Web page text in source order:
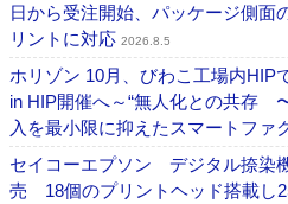
日から受注開始、パッケージ側面
リントに対応 2026.8.5
ホリゾン 10月、びわこ工場内HIP
in HIP開催へ～“無人化との共存
入を最小限に抑えたスマートファ
セイコーエプソン デジタル捺染
売 18個のプリントヘッド搭載し